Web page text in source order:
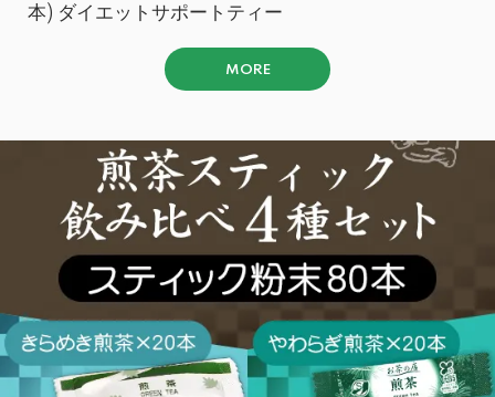
本) ダイエットサポートティー
MORE